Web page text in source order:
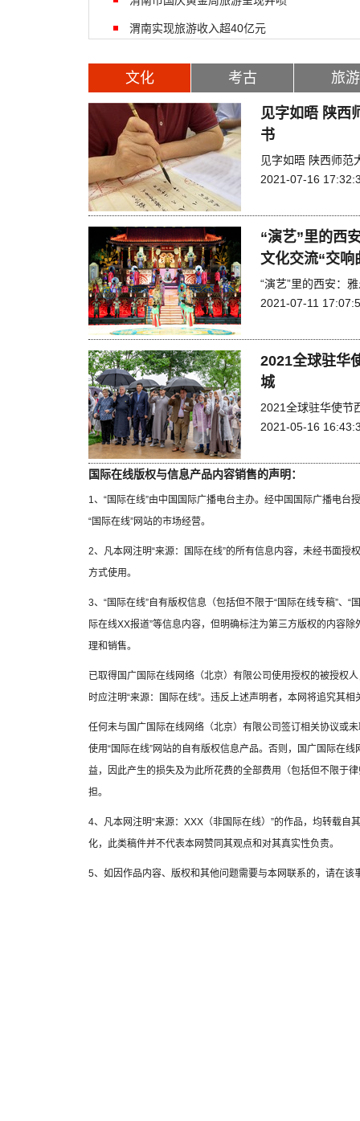
渭南实现旅游收入超40亿元
文化 考古 旅游
见字如晤 陕西
书
见字如晤 陕西师范
2021-07-16
“演艺”里的西
文化交流“交响
“演艺”里的西安：
2021-07-11
2021全球驻华
城
2021全球驻华使节
2021-05-16
国际在线版权与信息产品内容销售的声明：
1、“国际在线”由中国国际广播电台主办。经中国国际广播电
“国际在线”网站的市场经营。
2、凡本网注明“来源：国际在线”的所有信息内容，未经书面
方式使用。
3、“国际在线”自有版权信息（包括但不限于“国际在线专稿”、“
际在线XX报道”等信息内容，但明确标注为第三方版权的内容
理和销售。
已取得国广国际在线网络（北京）有限公司使用授权的被授权
时应注明“来源：国际在线”。违反上述声明者，本网将追究其相
任何未与国广国际在线网络（北京）有限公司签订相关协议或
使用“国际在线”网站的自有版权信息产品。否则，国广国际在
益，因此产生的损失及为此所花费的全部费用（包括但不限于
担。
4、凡本网注明“来源：XXX（非国际在线）”的作品，均转载自
化，此类稿件并不代表本网赞同其观点和对其真实性负责。
5、如因作品内容、版权和其他问题需要与本网联系的，请在该